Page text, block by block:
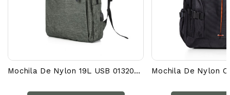
Mochila De Nylon 19L USB 01320AG